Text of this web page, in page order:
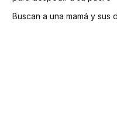
Buscan a una mamá y sus